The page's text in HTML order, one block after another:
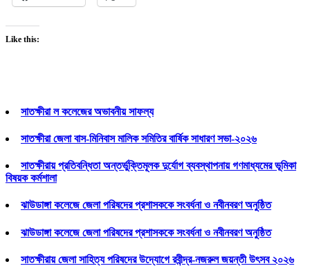
Like this:
সাতক্ষীরা ল কলেজের অভাবনীয় সাফল্য
সাতক্ষীরা জেলা বাস-মিনিবাস মালিক সমিতির বার্ষিক সাধারণ সভা-২০২৬
সাতক্ষীরায় প্রতিবন্ধিতা অন্তর্ভুক্তিমূলক দুর্যোগ ব্যবস্থাপনায় গণমাধ্যমের ভূমিকা
বিষয়ক কর্মশালা
ঝাউডাঙ্গা কলেজে জেলা পরিষদের প্রশাসককে সংবর্ধনা ও নবীনবরণ অনুষ্ঠিত
ঝাউডাঙ্গা কলেজে জেলা পরিষদের প্রশাসককে সংবর্ধনা ও নবীনবরণ অনুষ্ঠিত
সাতক্ষীরায় জেলা সাহিত্য পরিষদের উদ্যোগে রবীন্দ্র-নজরুল জয়ন্তী উৎসব ২০২৬